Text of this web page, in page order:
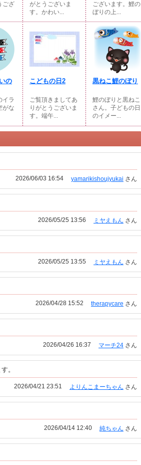
ござ
がとうございま
す。かわい...
ございます。鯉の
ぼりの上...
の
イラ
がな
こどもの日2
ご覧頂きましてあ
りがとうございま
す。端午...
黒ねこ鯉のぼり
鯉のぼりと黒ねこ
さん。子どもの日
のイメー...
yamarikishoujyukai さん
2026/06/03 16:54
ミヤえもん さん
2026/05/25 13:56
ミヤえもん さん
2026/05/25 13:55
therapycare さん
2026/04/28 15:52
マーチ24 さん
2026/04/26 16:37
。
よりんこまーちゃん さん
2026/04/21 23:51
純ちゃん さん
2026/04/14 12:40